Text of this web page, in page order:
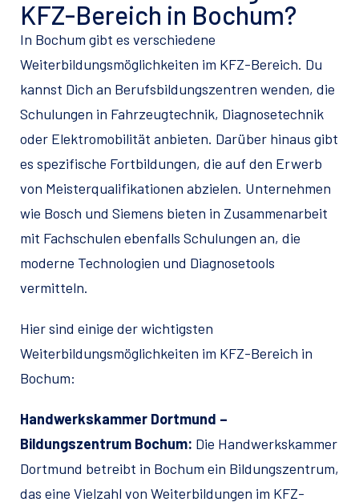
KFZ-Bereich in Bochum?
In Bochum gibt es verschiedene
Weiterbildungsmöglichkeiten im KFZ-Bereich. Du
kannst Dich an Berufsbildungszentren wenden, die
Schulungen in Fahrzeugtechnik, Diagnosetechnik
oder Elektromobilität anbieten. Darüber hinaus gibt
es spezifische Fortbildungen, die auf den Erwerb
von Meisterqualifikationen abzielen. Unternehmen
wie Bosch und Siemens bieten in Zusammenarbeit
mit Fachschulen ebenfalls Schulungen an, die
moderne Technologien und Diagnosetools
vermitteln.
Hier sind einige der wichtigsten
Weiterbildungsmöglichkeiten im KFZ-Bereich in
Bochum:
Handwerkskammer Dortmund –
Bildungszentrum Bochum: Die Handwerkskammer
Dortmund betreibt in Bochum ein Bildungszentrum,
das eine Vielzahl von Weiterbildungen im KFZ-